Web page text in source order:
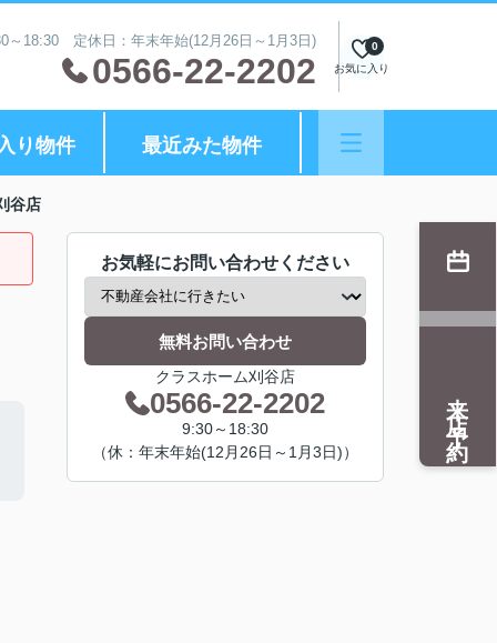
～18:30 定休日：年末年始(12月26日～1月3日)
0566-22-2202 お気に入り
0
り物件 最近みた物件
谷店
お気軽にお問い合わせください
無料お問い合わせ
クラスホーム刈谷店
0566-22-2202
9:30～18:30
（休：年末年始(12月26日～1月3日)）
来店予約